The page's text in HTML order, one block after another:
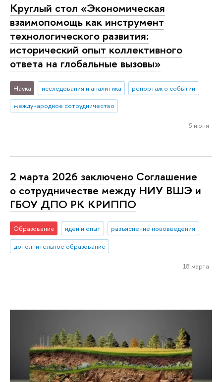
Круглый стол «Экономическая
взаимопомощь как инструмент
технологического развития:
исторический опыт коллективного
ответа на глобальные вызовы»
Наука исследования и аналитика
репортаж о событии
международное сотрудничество
5 июня
2 марта 2026 заключено Соглашение
о сотрудничестве между НИУ ВШЭ и
ГБОУ ДПО РК КРИППО
Образование идеи и опыт
разъяснение нововведения
дополнительное образование
18 марта